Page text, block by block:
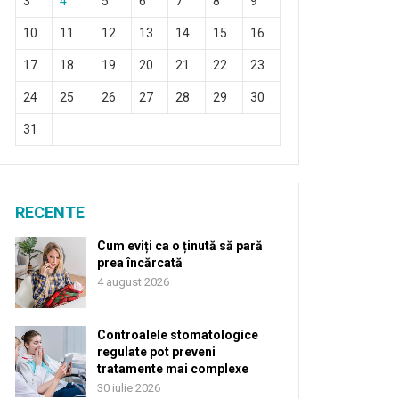
10 11 12 13 14 15 16
17 18 19 20 21 22 23
24 25 26 27 28 29 30
31
RECENTE
Cum eviți ca o ținută să pară
prea încărcată
4 august 2026
Controalele stomatologice
regulate pot preveni
tratamente mai complexe
30 iulie 2026